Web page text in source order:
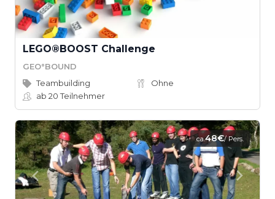
LEGO®BOOST Challenge
GEO°BOUND
Teambuilding
Ohne
ab 20Teilnehmer
ca.48€/ Pers.